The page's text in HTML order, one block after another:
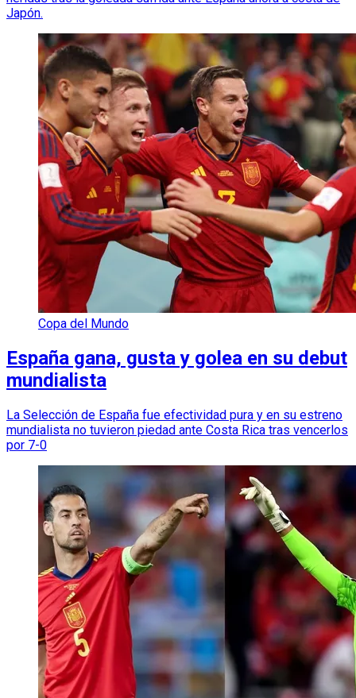
Japón.
Copa del Mundo
España gana, gusta y golea en su debut
mundialista
La Selección de España fue efectividad pura y en su estreno
mundialista no tuvieron piedad ante Costa Rica tras vencerlos
por 7-0